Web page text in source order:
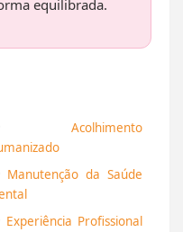
equilibrada.
Acolhimento
Manutenção da Saúde
Experiência Profissional